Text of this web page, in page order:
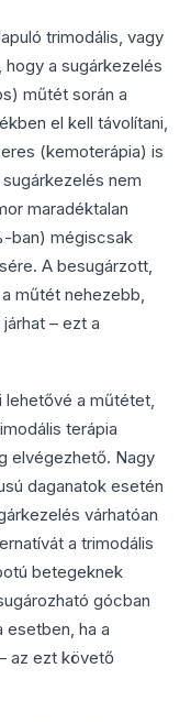
trimodális, vagy
a sugárkezelés
műtét során a
el kell távolítani,
(kemoterápia) is
nem
maradéktalan
ban) mégiscsak
A besugárzott,
műtét nehezebb,
– ezt a
lehetővé a műtétet,
terápia
elvégezhető. Nagy
daganatok esetén
várhatóan
a trimodális
betegeknek
gócban
esetben, ha a
az ezt követő